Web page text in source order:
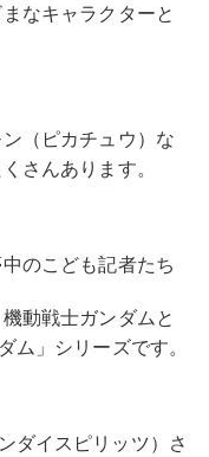
なキャラクターと
（ピカチュウ）な
さんあります。
のこども記者たち
動戦士ガンダムと
ム」シリーズです。
ダイスピリッツ）さ